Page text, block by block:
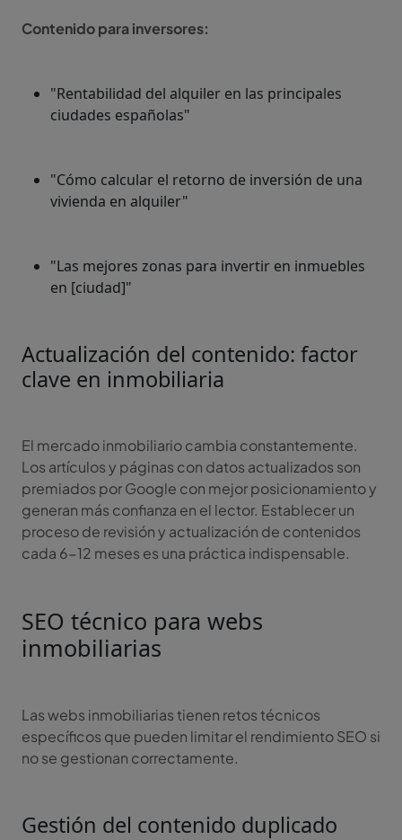
Contenido para inversores:
"Rentabilidad del alquiler en las principales
ciudades españolas"
"Cómo calcular el retorno de inversión de una
vivienda en alquiler"
"Las mejores zonas para invertir en inmuebles
en [ciudad]"
Actualización del contenido: factor
clave en inmobiliaria
El mercado inmobiliario cambia constantemente.
Los artículos y páginas con datos actualizados son
premiados por Google con mejor posicionamiento y
generan más confianza en el lector. Establecer un
proceso de revisión y actualización de contenidos
cada 6-12 meses es una práctica indispensable.
SEO técnico para webs
inmobiliarias
Las webs inmobiliarias tienen retos técnicos
específicos que pueden limitar el rendimiento SEO si
no se gestionan correctamente.
Gestión del contenido duplicado